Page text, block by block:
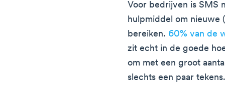
Voor bedrijven is SMS
hulpmiddel om nieuwe
bereiken. 60% van de
zit echt in de goede
om met een groot
slechts een paar